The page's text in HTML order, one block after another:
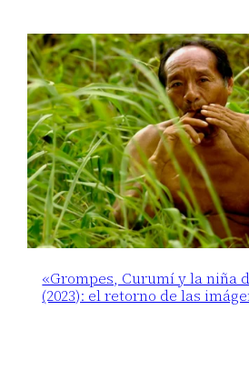
«Grompes, Curumí y la niña
(2023): el retorno de las